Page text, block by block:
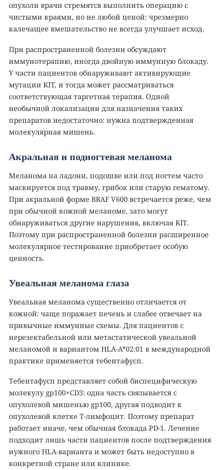
опухоли врачи стремятся выполнить операцию с
чистыми краями, но не любой ценой: чрезмерно
калечащее вмешательство не всегда улучшает исход.
При распространенной болезни обсуждают
иммунотерапию, иногда двойную иммунную блокаду.
У части пациентов обнаруживают активирующие
мутации KIT, и тогда может рассматриваться
соответствующая таргетная терапия. Одной
необычной локализации для назначения таких
препаратов недостаточно: нужна подтвержденная
молекулярная мишень.
Акральная и подногтевая меланома
Меланома на ладони, подошве или под ногтем часто
маскируется под травму, грибок или старую гематому.
При акральной форме BRAF V600 встречается реже, чем
при обычной кожной меланоме, зато могут
обнаруживаться другие нарушения, включая KIT.
Поэтому при распространенной болезни расширенное
молекулярное тестирование приобретает особую
ценность.
Увеальная меланома глаза
Увеальная меланома существенно отличается от
кожной: чаще поражает печень и слабее отвечает на
привычные иммунные схемы. Для пациентов с
нерезектабельной или метастатической увеальной
меланомой и вариантом HLA-A*02:01 в международной
практике применяется тебентафусп.
Тебентафусп представляет собой биспецифическую
молекулу gp100×CD3: одна часть связывается с
опухолевой мишенью gp100, другая подводит к
опухолевой клетке Т-лимфоцит. Поэтому препарат
работает иначе, чем обычная блокада PD-1. Лечение
подходит лишь части пациентов после подтверждения
нужного HLA-варианта и может быть недоступно в
конкретной стране или клинике.